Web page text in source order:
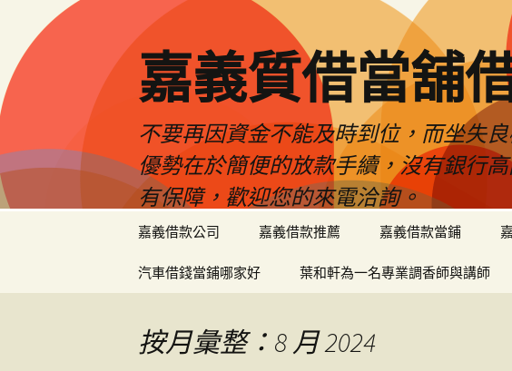
嘉義質借當舖
不要再因資金不能及時到位，而坐失
優勢在於簡便的放款手續，沒有銀行
有保障，歡迎您的來電洽詢。
嘉義借款公司 嘉義借款推薦 嘉義借款當鋪
汽車借錢當鋪哪家好 葉和軒為一名專業調香師與講師
按月彙整：8 月 2024